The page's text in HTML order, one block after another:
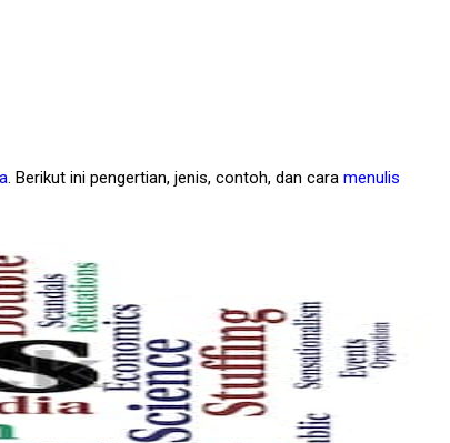
. Berikut ini pengertian, jenis, contoh, dan cara menulis